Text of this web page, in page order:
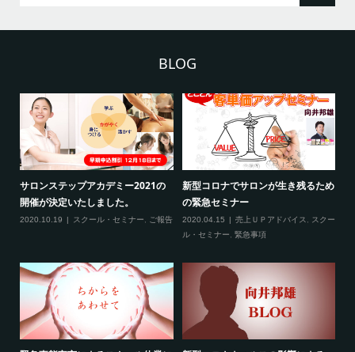
BLOG
サロンステップアカデミー2021の
開催が決定いたしました。
2020.10.19 スクール・セミナー, ご報告
新型コロナでサロンが生き残るため
の緊急セミナー
2020.04.15 売上ＵＰアドバイス, スクー
ル・セミナー, 緊急事項